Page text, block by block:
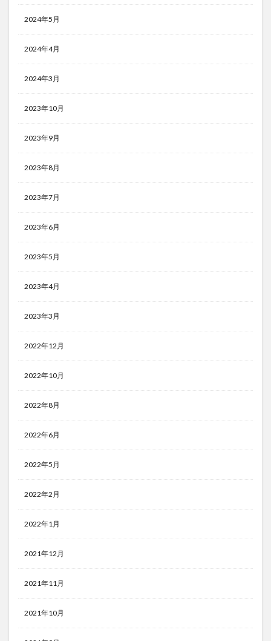
2024年5月
2024年4月
2024年3月
2023年10月
2023年9月
2023年8月
2023年7月
2023年6月
2023年5月
2023年4月
2023年3月
2022年12月
2022年10月
2022年8月
2022年6月
2022年5月
2022年2月
2022年1月
2021年12月
2021年11月
2021年10月